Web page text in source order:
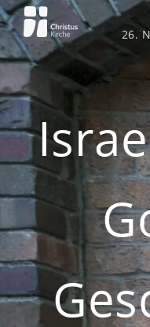
Zum
Inhalt
springen
26.